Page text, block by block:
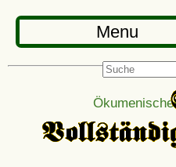
Menu